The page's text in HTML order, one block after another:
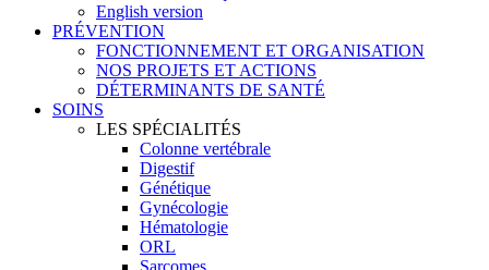
English version
PRÉVENTION
FONCTIONNEMENT ET ORGANISATION
NOS PROJETS ET ACTIONS
DÉTERMINANTS DE SANTÉ
SOINS
LES SPÉCIALITÉS
Colonne vertébrale
Digestif
Génétique
Gynécologie
Hématologie
ORL
Sarcomes